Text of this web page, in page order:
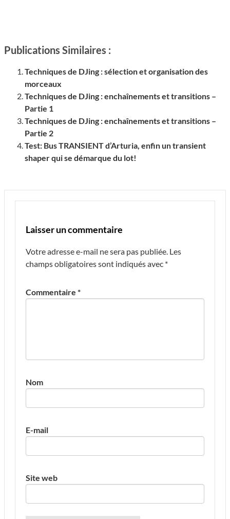
Publications Similaires :
Techniques de DJing : sélection et organisation des
morceaux
Techniques de DJing : enchaînements et transitions –
Partie 1
Techniques de DJing : enchaînements et transitions –
Partie 2
Test: Bus TRANSIENT d’Arturia, enfin un transient
shaper qui se démarque du lot!
Laisser un commentaire
Votre adresse e-mail ne sera pas publiée. Les
champs obligatoires sont indiqués avec *
Commentaire *
Nom
E-mail
Site web